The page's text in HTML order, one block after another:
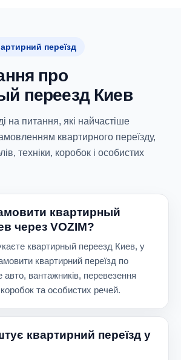
переїзд
про
переезд Киев
на питання, які найчастіше
квартирного переїзду,
техніки, коробок і особистих
квартирный
через VOZIM?
квартирный переезд Киев, у
квартирний переїзд по
вантажників, перевезення
коробок та особистих речей.
квартирний переїзд у